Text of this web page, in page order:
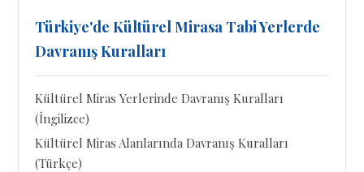
Türkiye'de Kültürel Mirasa Tabi Yerlerde
Davranış Kuralları
Kültürel Miras Yerlerinde Davranış Kuralları
(İngilizce)
Kültürel Miras Alanlarında Davranış Kuralları
(Türkçe)